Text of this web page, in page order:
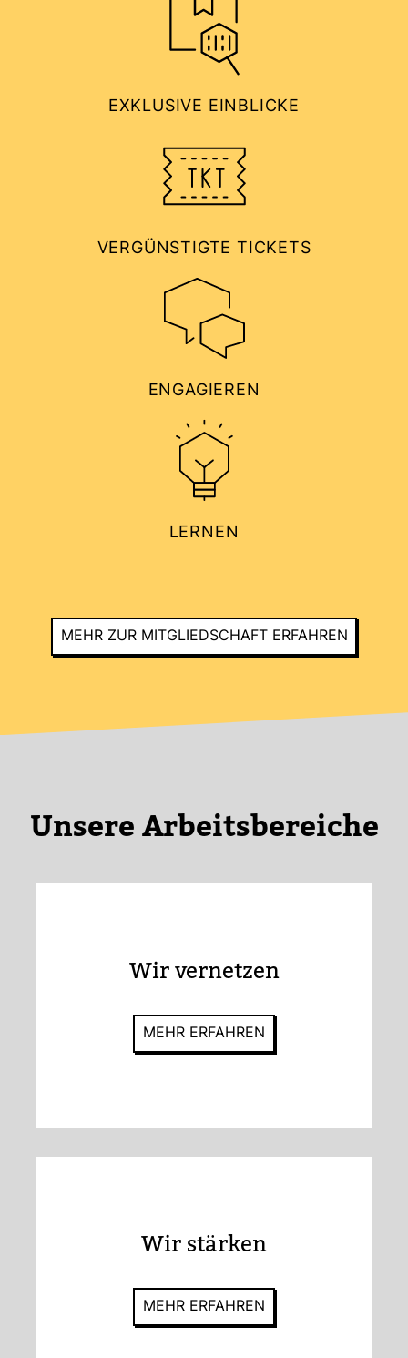
EXKLU­SIVE EIN­BLICKE
VER­GÜNS­TIGTE TICKETS
ENGA­GIEREN
LERNEN
MEHR ZUR MIT­GLIED­SCHAFT ERFAHREN
Unsere Arbeits­be­reiche
Wir ver­netzen
MEHR ERFAHREN
Wir stärken
MEHR ERFAHREN